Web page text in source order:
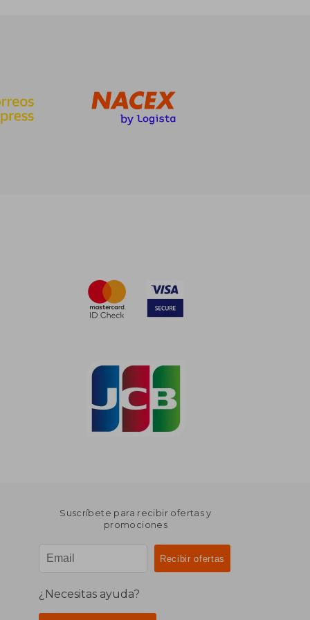
Suscríbete para recibir ofertas y
promociones
¿Necesitas ayuda?